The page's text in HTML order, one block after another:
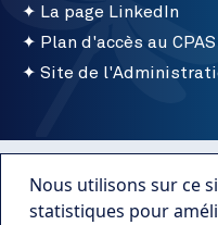
La page LinkedIn
Plan d'accès au
Site de
Menu bottom
Nous utilisons sur ce
statistiques pour